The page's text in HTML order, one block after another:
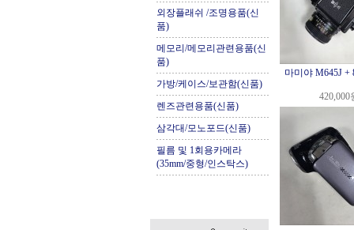
외장플래쉬 /조명용품(신
품)
메모리/메모리관련용품(신
품)
가방/케이스/보관함(신품)
렌즈관련용품(신품)
삼각대/모노포드(신품)
필름 및 1회용카메라
(35mm/중형/인스탁스)
마미야 M645J +
420,000